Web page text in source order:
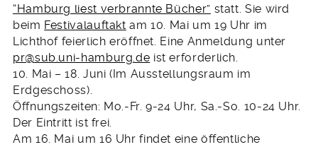
“Hamburg liest verbrannte Bücher” statt. Sie wird
beim Festivalauftakt am 10. Mai um 19 Uhr im
Lichthof feierlich eröffnet. Eine Anmeldung unter
pr@sub.uni-hamburg.de ist erforderlich.
10. Mai – 18. Juni (Im Ausstellungsraum im
Erdgeschoss).
Öffnungszeiten: Mo.-Fr. 9-24 Uhr, Sa.-So. 10-24 Uhr.
Der Eintritt ist frei.
Am 16. Mai um 16 Uhr findet eine öffentliche